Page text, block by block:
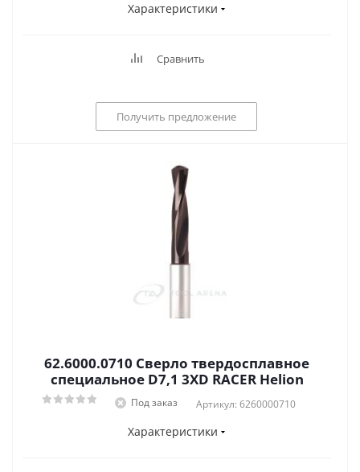
Характеристики
Сравнить
Получить предложение
62.6000.0710 Сверло твердосплавное
специальное D7,1 3XD RACER Helion
Под заказ Артикул: 6260000710
Характеристики